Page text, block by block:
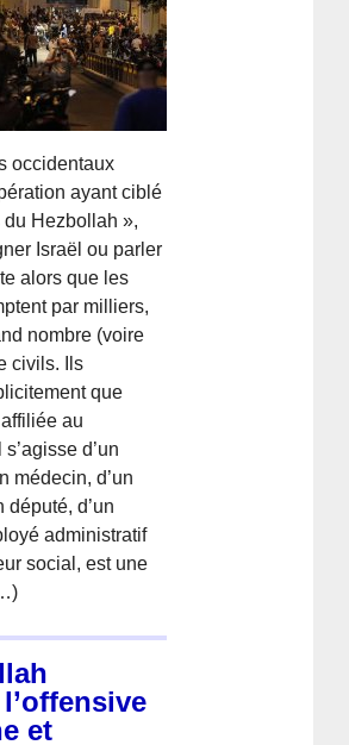
occidentaux
ayant ciblé
Hezbollah »,
Israël ou parler
alors que les
par milliers,
nombre (voire
civils. Ils
que
au
d’un
médecin, d’un
député, d’un
administratif
social, est une
et